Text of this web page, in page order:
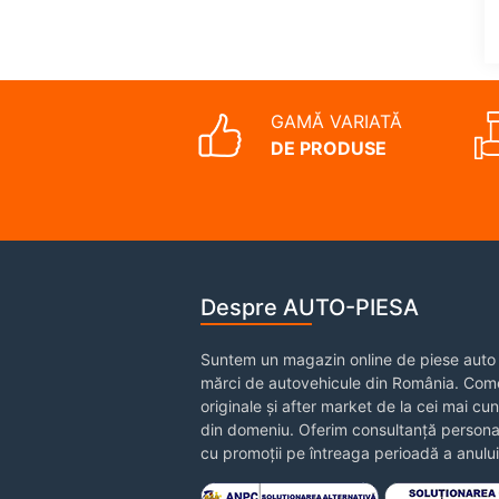
GAMĂ VARIATĂ
DE PRODUSE
Despre AUTO-PIESA
Suntem un magazin online de piese
mărci de autovehicule din România.
originale și after market de la cei mai
din domeniu. Oferim consultanță
cu promoții pe întreaga perioadă a